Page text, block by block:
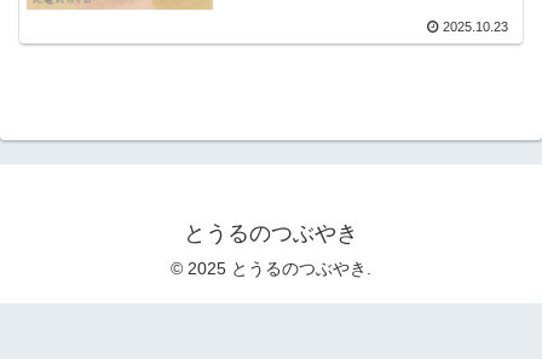
2025.10.23
とうるのつぶやき
© 2025 とうるのつぶやき.